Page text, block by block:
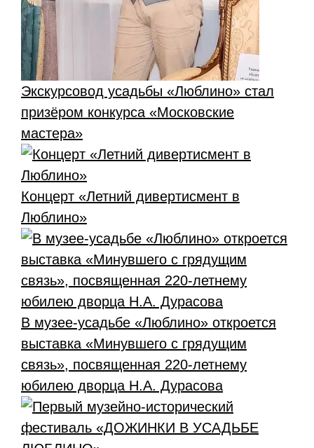
Экскурсовод усадьбы «Люблино» стал
призёром конкурса «Московские
мастера»
Концерт «Летний дивертисмент в
Люблино»
В музее-усадьбе «Люблино» откроется
выставка «Минувшего с грядущим
связь», посвященная 220-летнему
юбилею дворца Н.А. Дурасова